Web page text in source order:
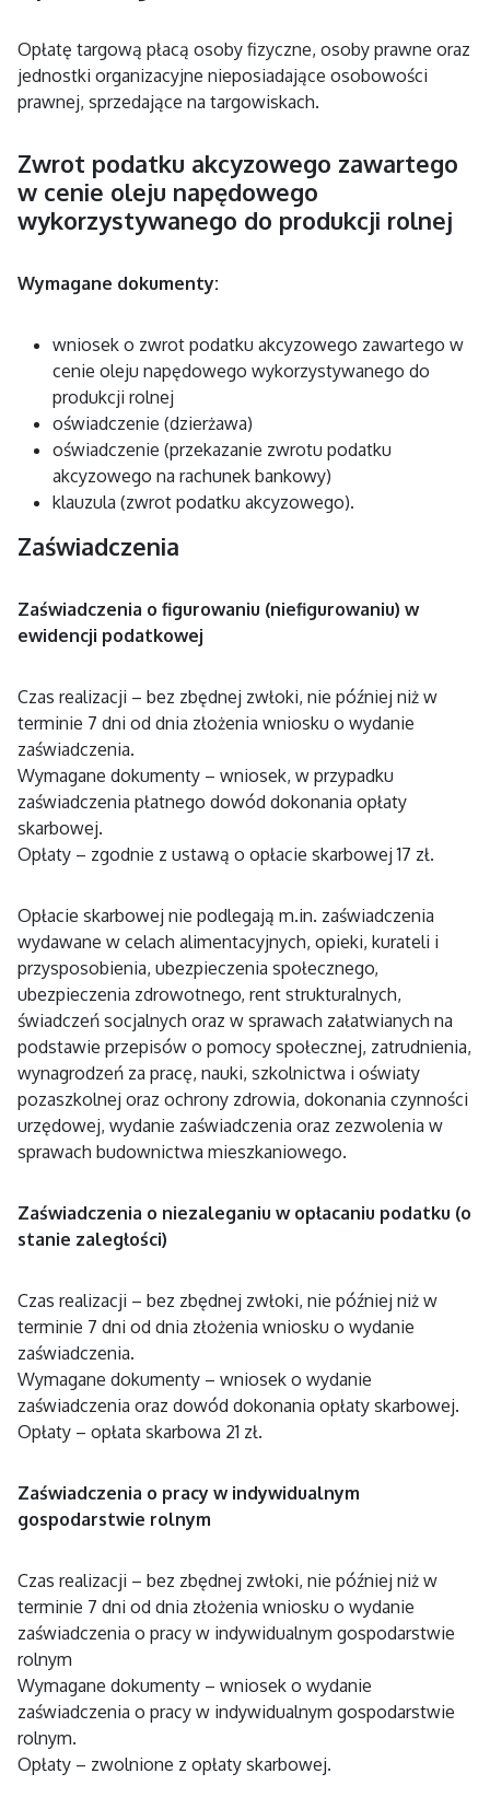
Opłatę targową płacą osoby fizyczne, osoby prawne oraz
jednostki organizacyjne nieposiadające osobowości
prawnej, sprzedające na targowiskach.
Zwrot podatku akcyzowego zawartego
w cenie oleju napędowego
wykorzystywanego do produkcji rolnej
Wymagane dokumenty:
wniosek o zwrot podatku akcyzowego zawartego w
cenie oleju napędowego wykorzystywanego do
produkcji rolnej
oświadczenie (dzierżawa)
oświadczenie (przekazanie zwrotu podatku
akcyzowego na rachunek bankowy)
klauzula (zwrot podatku akcyzowego).
Zaświadczenia
Zaświadczenia o figurowaniu (niefigurowaniu) w
ewidencji podatkowej
Czas realizacji – bez zbędnej zwłoki, nie później niż w
terminie 7 dni od dnia złożenia wniosku o wydanie
zaświadczenia.
Wymagane dokumenty – wniosek, w przypadku
zaświadczenia płatnego dowód dokonania opłaty
skarbowej.
Opłaty – zgodnie z ustawą o opłacie skarbowej 17 zł.
Opłacie skarbowej nie podlegają m.in. zaświadczenia
wydawane w celach alimentacyjnych, opieki, kurateli i
przysposobienia, ubezpieczenia społecznego,
ubezpieczenia zdrowotnego, rent strukturalnych,
świadczeń socjalnych oraz w sprawach załatwianych na
podstawie przepisów o pomocy społecznej, zatrudnienia,
wynagrodzeń za pracę, nauki, szkolnictwa i oświaty
pozaszkolnej oraz ochrony zdrowia, dokonania czynności
urzędowej, wydanie zaświadczenia oraz zezwolenia w
sprawach budownictwa mieszkaniowego.
Zaświadczenia o niezaleganiu w opłacaniu podatku (o
stanie zaległości)
Czas realizacji – bez zbędnej zwłoki, nie później niż w
terminie 7 dni od dnia złożenia wniosku o wydanie
zaświadczenia.
Wymagane dokumenty – wniosek o wydanie
zaświadczenia oraz dowód dokonania opłaty skarbowej.
Opłaty – opłata skarbowa 21 zł.
Zaświadczenia o pracy w indywidualnym
gospodarstwie rolnym
Czas realizacji – bez zbędnej zwłoki, nie później niż w
terminie 7 dni od dnia złożenia wniosku o wydanie
zaświadczenia o pracy w indywidualnym gospodarstwie
rolnym
Wymagane dokumenty – wniosek o wydanie
zaświadczenia o pracy w indywidualnym gospodarstwie
rolnym.
Opłaty – zwolnione z opłaty skarbowej.